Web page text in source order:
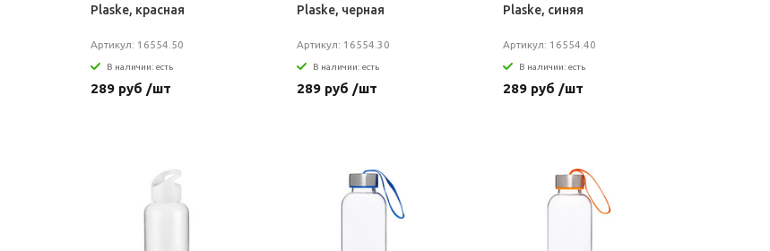
Plaske, красная
Артикул: 16554.50
В наличии: есть
289 руб /шт
Plaske, черная
Артикул: 16554.30
В наличии: есть
289 руб /шт
Plaske, синяя
Артикул: 16554.40
В наличии: есть
289 руб /шт